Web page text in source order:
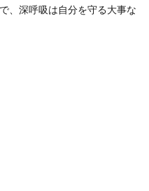
、深呼吸は自分を守る大事な